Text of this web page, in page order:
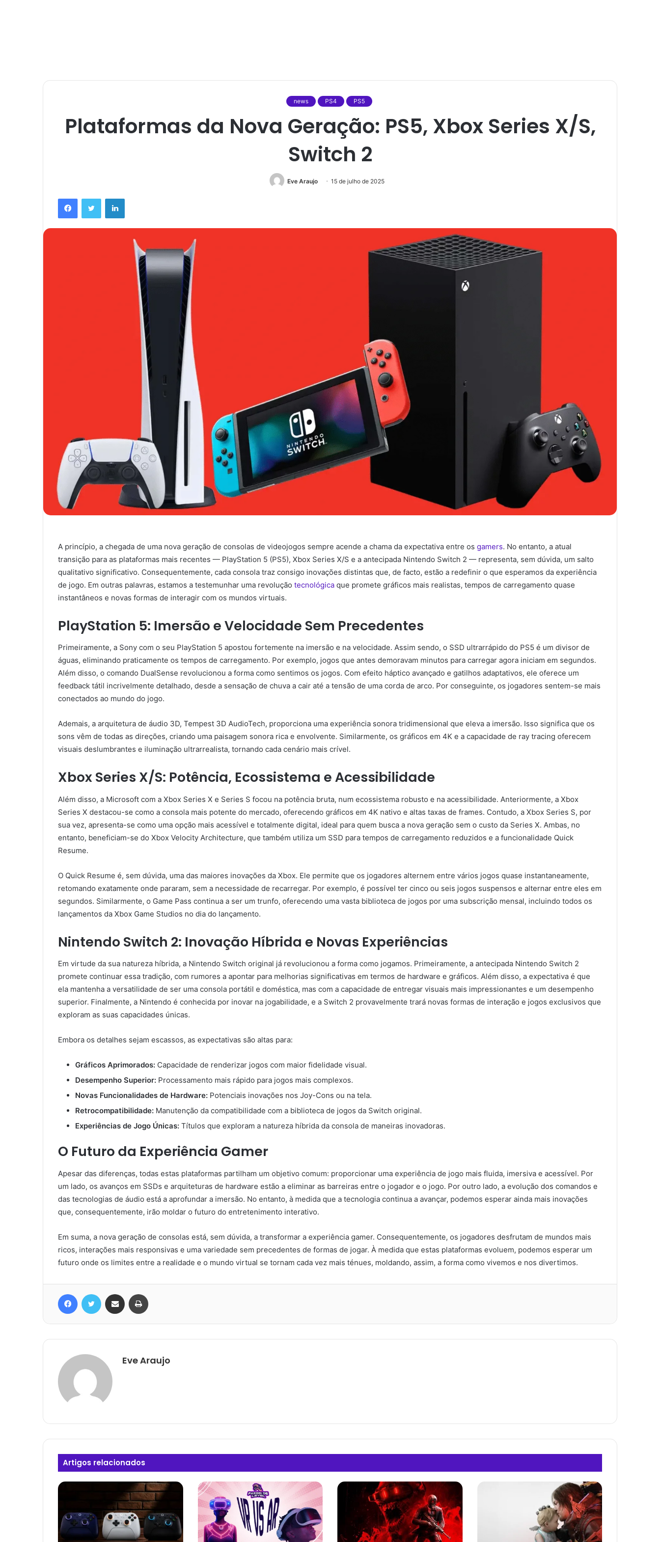
news PS4 PS5
Plataformas da Nova Geração: PS5, Xbox Series X/S,
Switch 2
Eve Araujo 15 de julho de 2025
FacebookTwitter Linkedin
A princípio, a chegada de uma nova geração de consolas de videojogos sempre acende a chama da expectativa entre os gamers. No entanto, a atual
transição para as plataformas mais recentes — PlayStation 5 (PS5), Xbox Series X/S e a antecipada Nintendo Switch 2 — representa, sem dúvida, um salto
qualitativo significativo. Consequentemente, cada consola traz consigo inovações distintas que, de facto, estão a redefinir o que esperamos da experiência
de jogo. Em outras palavras, estamos a testemunhar uma revolução tecnológica que promete gráficos mais realistas, tempos de carregamento quase
instantâneos e novas formas de interagir com os mundos virtuais.
PlayStation 5: Imersão e Velocidade Sem Precedentes
Primeiramente, a Sony com o seu PlayStation 5 apostou fortemente na imersão e na velocidade. Assim sendo, o SSD ultrarrápido do PS5 é um divisor de
águas, eliminando praticamente os tempos de carregamento. Por exemplo, jogos que antes demoravam minutos para carregar agora iniciam em segundos.
Além disso, o comando DualSense revolucionou a forma como sentimos os jogos. Com efeito háptico avançado e gatilhos adaptativos, ele oferece um
feedback tátil incrivelmente detalhado, desde a sensação de chuva a cair até a tensão de uma corda de arco. Por conseguinte, os jogadores sentem-se mais
conectados ao mundo do jogo.
Ademais, a arquitetura de áudio 3D, Tempest 3D AudioTech, proporciona uma experiência sonora tridimensional que eleva a imersão. Isso significa que os
sons vêm de todas as direções, criando uma paisagem sonora rica e envolvente. Similarmente, os gráficos em 4K e a capacidade de ray tracing oferecem
visuais deslumbrantes e iluminação ultrarrealista, tornando cada cenário mais crível.
Xbox Series X/S: Potência, Ecossistema e Acessibilidade
Além disso, a Microsoft com a Xbox Series X e Series S focou na potência bruta, num ecossistema robusto e na acessibilidade. Anteriormente, a Xbox
Series X destacou-se como a consola mais potente do mercado, oferecendo gráficos em 4K nativo e altas taxas de frames. Contudo, a Xbox Series S, por
sua vez, apresenta-se como uma opção mais acessível e totalmente digital, ideal para quem busca a nova geração sem o custo da Series X. Ambas, no
entanto, beneficiam-se do Xbox Velocity Architecture, que também utiliza um SSD para tempos de carregamento reduzidos e a funcionalidade Quick
Resume.
O Quick Resume é, sem dúvida, uma das maiores inovações da Xbox. Ele permite que os jogadores alternem entre vários jogos quase instantaneamente,
retomando exatamente onde pararam, sem a necessidade de recarregar. Por exemplo, é possível ter cinco ou seis jogos suspensos e alternar entre eles em
segundos. Similarmente, o Game Pass continua a ser um trunfo, oferecendo uma vasta biblioteca de jogos por uma subscrição mensal, incluindo todos os
lançamentos da Xbox Game Studios no dia do lançamento.
Nintendo Switch 2: Inovação Híbrida e Novas Experiências
Em virtude da sua natureza híbrida, a Nintendo Switch original já revolucionou a forma como jogamos. Primeiramente, a antecipada Nintendo Switch 2
promete continuar essa tradição, com rumores a apontar para melhorias significativas em termos de hardware e gráficos. Além disso, a expectativa é que
ela mantenha a versatilidade de ser uma consola portátil e doméstica, mas com a capacidade de entregar visuais mais impressionantes e um desempenho
superior. Finalmente, a Nintendo é conhecida por inovar na jogabilidade, e a Switch 2 provavelmente trará novas formas de interação e jogos exclusivos que
exploram as suas capacidades únicas.
Embora os detalhes sejam escassos, as expectativas são altas para:
Gráficos Aprimorados: Capacidade de renderizar jogos com maior fidelidade visual.
Desempenho Superior: Processamento mais rápido para jogos mais complexos.
Novas Funcionalidades de Hardware: Potenciais inovações nos Joy-Cons ou na tela.
Retrocompatibilidade: Manutenção da compatibilidade com a biblioteca de jogos da Switch original.
Experiências de Jogo Únicas: Títulos que exploram a natureza híbrida da consola de maneiras inovadoras.
O Futuro da Experiência Gamer
Apesar das diferenças, todas estas plataformas partilham um objetivo comum: proporcionar uma experiência de jogo mais fluida, imersiva e acessível. Por
um lado, os avanços em SSDs e arquiteturas de hardware estão a eliminar as barreiras entre o jogador e o jogo. Por outro lado, a evolução dos comandos e
das tecnologias de áudio está a aprofundar a imersão. No entanto, à medida que a tecnologia continua a avançar, podemos esperar ainda mais inovações
que, consequentemente, irão moldar o futuro do entretenimento interativo.
Em suma, a nova geração de consolas está, sem dúvida, a transformar a experiência gamer. Consequentemente, os jogadores desfrutam de mundos mais
ricos, interações mais responsivas e uma variedade sem precedentes de formas de jogar. À medida que estas plataformas evoluem, podemos esperar um
futuro onde os limites entre a realidade e o mundo virtual se tornam cada vez mais ténues, moldando, assim, a forma como vivemos e nos divertimos.
FacebookTwitter Compartilhar via e-mail
Eve Araujo
Artigos relacionados